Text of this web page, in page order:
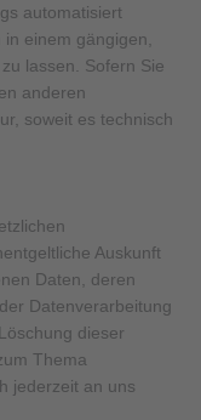
automatisiert
einem gängigen,
lassen. Sofern Sie
anderen
soweit es technisch
Auskunft
Daten, deren
Datenverarbeitung
dieser
Thema
jederzeit an uns